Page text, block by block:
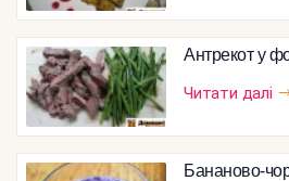
Антрекот у
Читати далі
Бананово-